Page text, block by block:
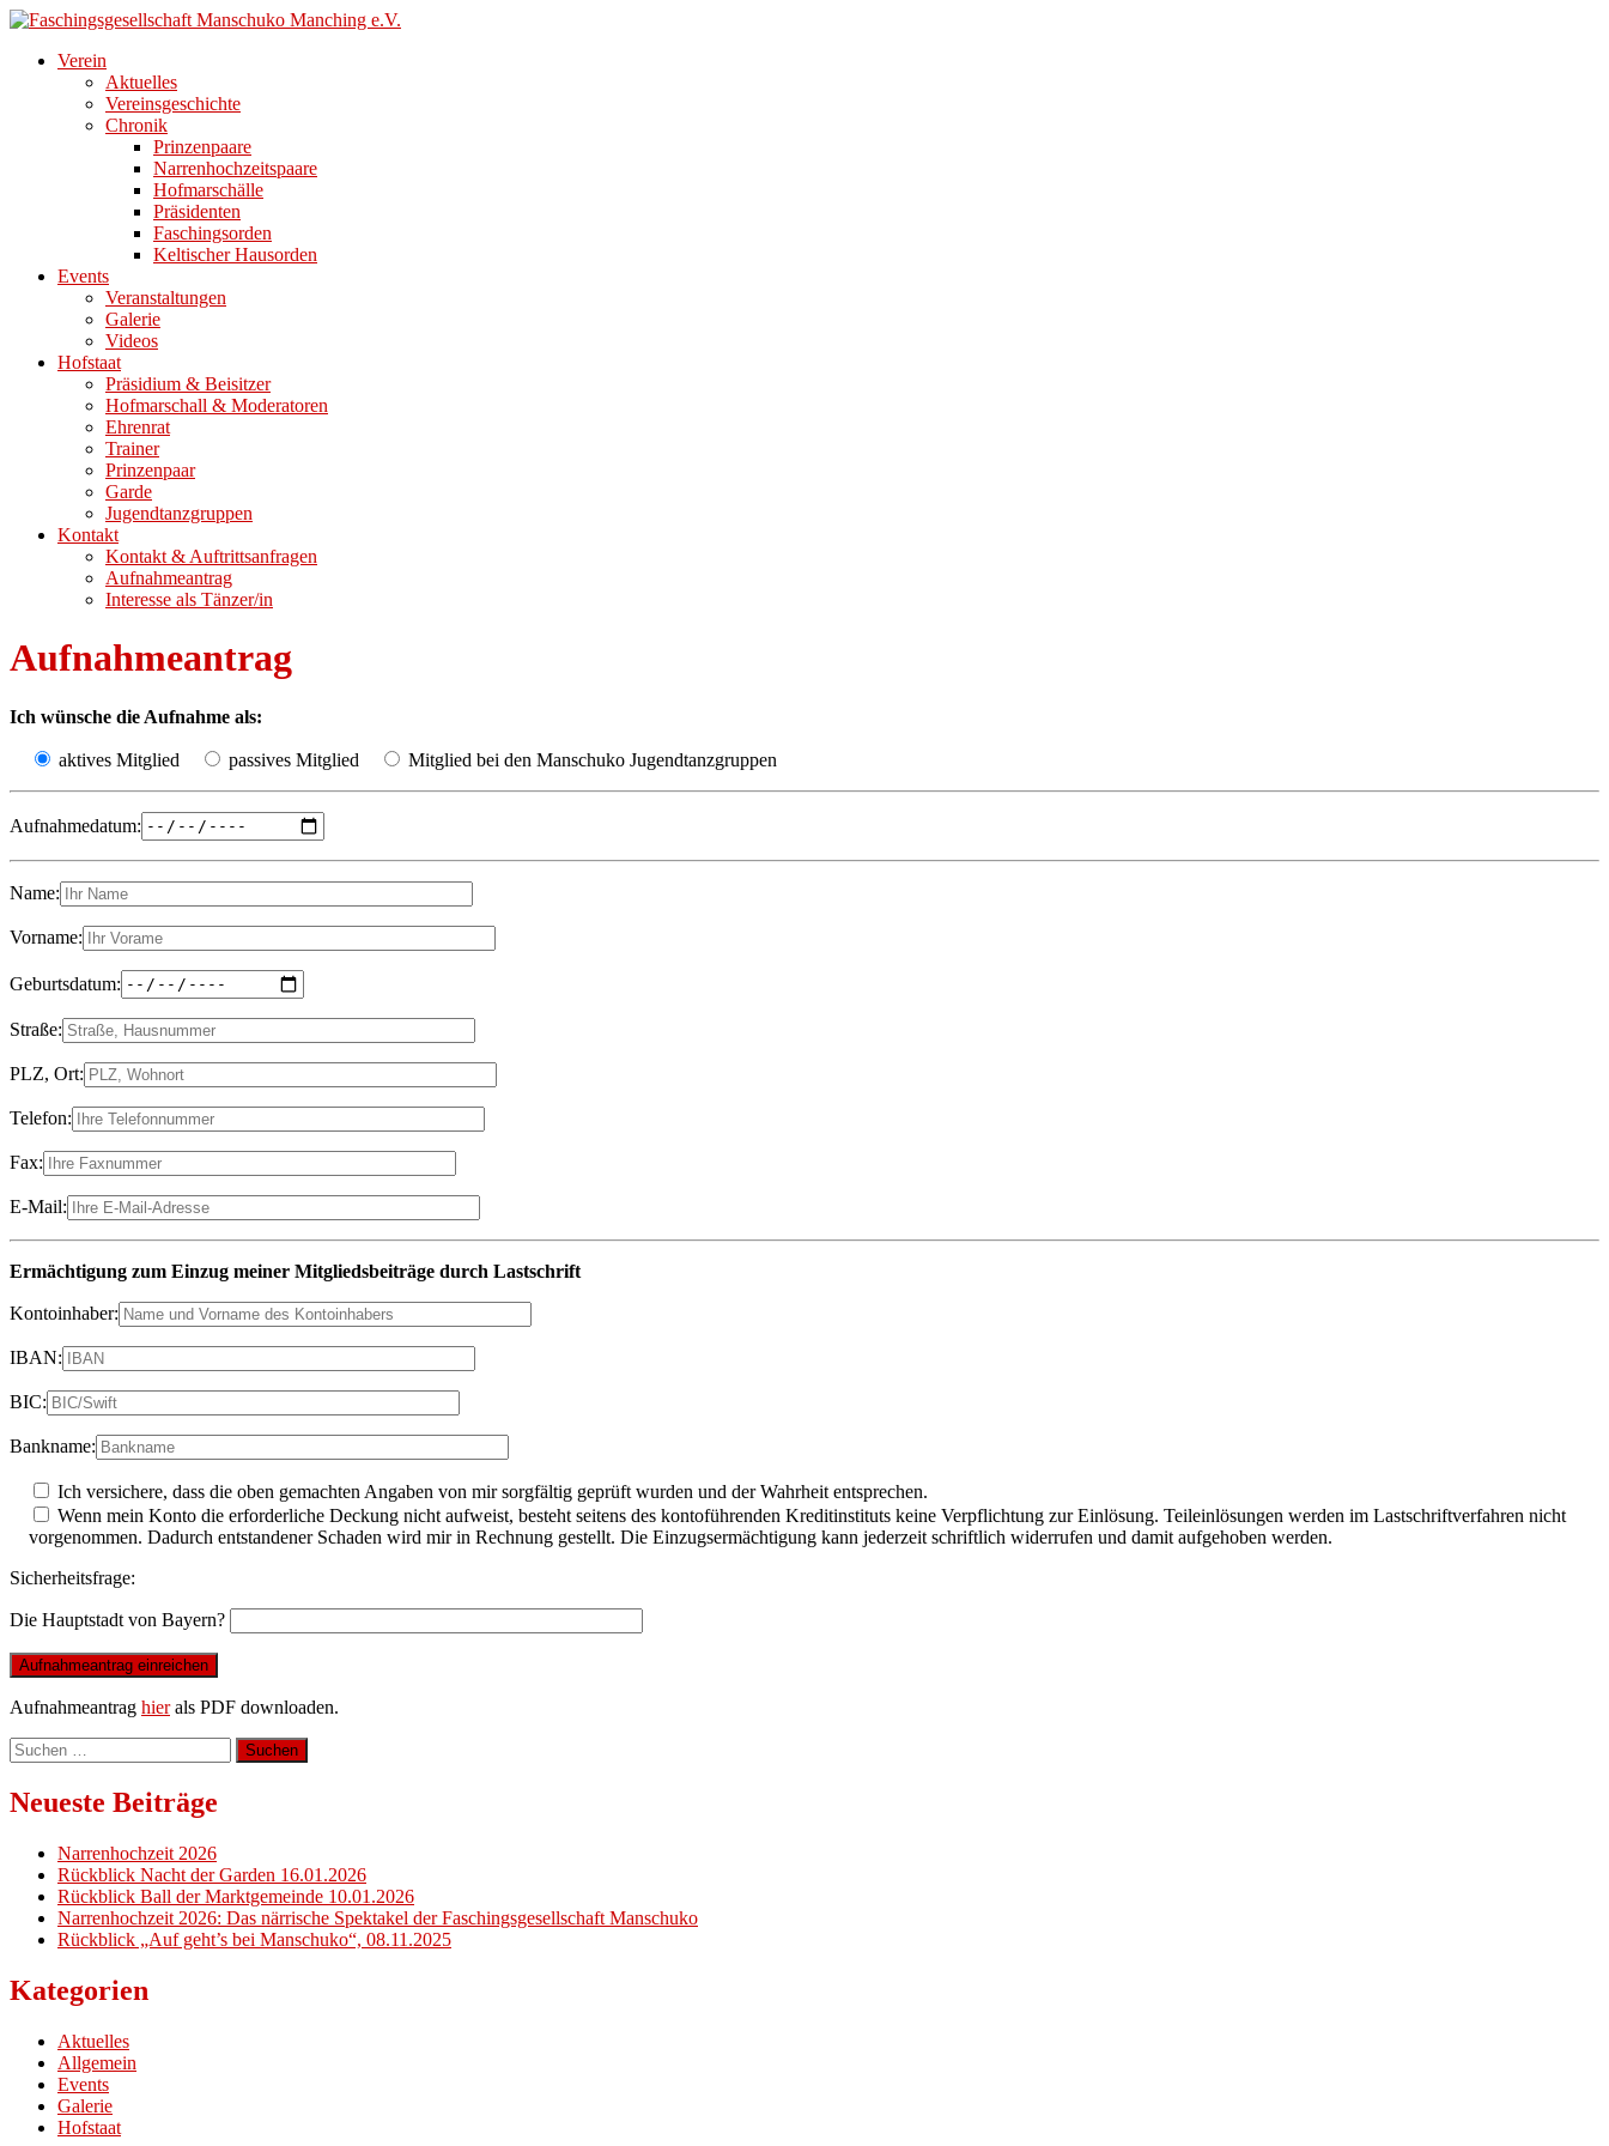
Direkt
Inhalt
Verein
Aktuelles
Vereinsgeschichte
Chronik
Prinzenpaare
Narrenhochzeitspaare
Hofmarschälle
Präsidenten
Faschingsorden
Keltischer Hausorden
Events
Veranstaltungen
Galerie
Videos
Hofstaat
Präsidium & Beisitzer
Hofmarschall & Moderatoren
Ehrenrat
Trainer
Prinzenpaar
Garde
Jugendtanzgruppen
Kontakt
Kontakt & Auftrittsanfragen
Aufnahmeantrag
Interesse als Tänzer/in
Aufnahmeantrag
Ich wünsche die Aufnahme als:
aktives Mitglied passives Mitglied Mitglied bei den Manschuko Jugendtanzgruppen
Aufnahmedatum:
Name:
Vorname:
Geburtsdatum:
Straße:
PLZ, Ort:
Telefon:
Fax:
E-Mail:
Ermächtigung zum Einzug meiner Mitgliedsbeiträge durch Lastschrift
Kontoinhaber:
IBAN:
BIC:
Bankname:
Ich versichere, dass die oben gemachten Angaben von mir sorgfältig geprüft wurden und der Wahrheit entsprechen.
Wenn mein Konto die erforderliche Deckung nicht aufweist, besteht seitens des kontoführenden Kreditinstituts keine Verpflichtung zur Einlösung. Teileinlösungen werden im Lastschriftverfahren nicht
vorgenommen. Dadurch entstandener Schaden wird mir in Rechnung gestellt. Die Einzugsermächtigung kann jederzeit schriftlich widerrufen und damit aufgehoben werden.
Sicherheitsfrage:
Die Hauptstadt von Bayern?
Aufnahmeantrag hierals PDF downloaden.
Suchen
nach:
Neueste Beiträge
Narrenhochzeit 2026
Rückblick Nacht der Garden 16.01.2026
Rückblick Ball der Marktgemeinde 10.01.2026
Narrenhochzeit 2026: Das närrische Spektakel der Faschingsgesellschaft Manschuko
Rückblick „Auf geht’s bei Manschuko“, 08.11.2025
Kategorien
Aktuelles
Allgemein
Events
Galerie
Hofstaat